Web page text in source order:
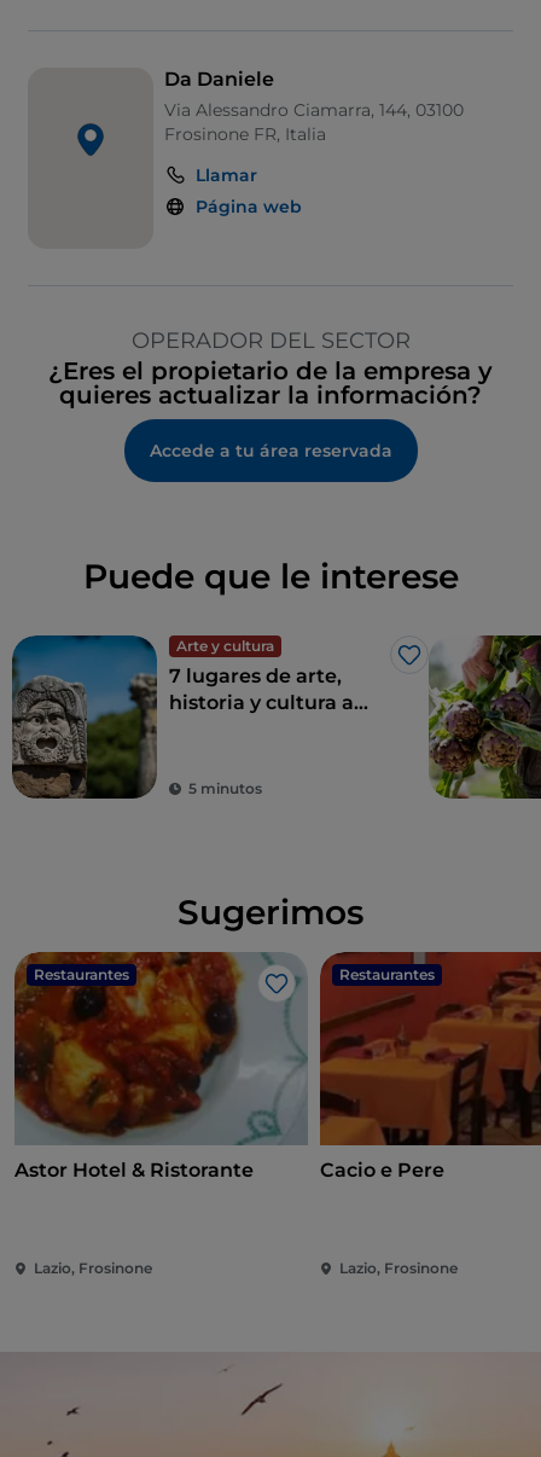
Da Daniele
Via Alessandro Ciamarra, 144, 03100
Frosinone FR, Italia
Llamar
Página web
OPERADOR DEL SECTOR
¿Eres el propietario de la empresa y
quieres actualizar la información?
Accede a tu área reservada
Puede que le interese
Arte y cultura
Me gusta
7 lugares de arte,
historia y cultura a
5 minutos
Sugerimos
Restaurantes
Me gusta
Astor Hotel & Ristorante
Lazio, Frosinone
Restaurantes
Cacio e Pere
Lazio, Frosinone